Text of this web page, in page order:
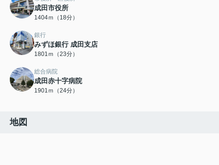
成田市役所
1404ｍ（18分）
銀行
みずほ銀行 成田支店
1801ｍ（23分）
総合病院
成田赤十字病院
1901ｍ（24分）
地図